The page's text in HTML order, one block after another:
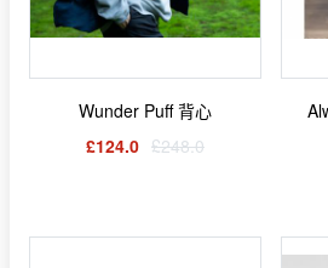
Wunder Puff 背心
£124.0 £248.0